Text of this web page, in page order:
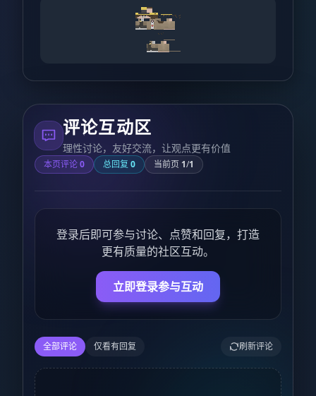
评论互动区
理性讨论，友好交流，让观点更有价值
本页评论0 总回复 0 当前页 1/1
登录后即可参与讨论、点赞和回复，打造
更有质量的社区互动。
立即登录参与互动
全部评论 仅看有回复 刷新评论